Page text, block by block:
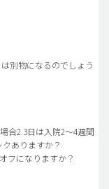
別物になるのでしょう
合2.3日は入院2〜4週間
ありますか？
フになりますか？